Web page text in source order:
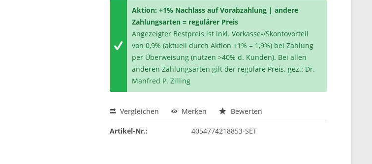
Aktion: +1% Nachlass auf Vorabzahlung | andere
Zahlungsarten = regulärer Preis
Angezeigter Bestpreis ist inkl. Vorkasse-/Skontovorteil
von 0,9% (aktuell durch Aktion +1% = 1,9%) bei Zahlung
per Überweisung (nutzen >40% d. Kunden). Bei allen
anderen Zahlungsarten gilt der reguläre Preis. gez.: Dr.
Manfred P. Zilling
Vergleichen Merken Bewerten
Artikel-Nr.: 4054774218853-SET